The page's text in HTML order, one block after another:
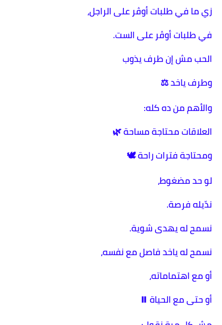
زي ما في طلبات أوڤر على الراجل،
في طلبات أوڤر على الست.
الحب مش إن طرف يذوب
وطرف ياخد ⚖️
والأهم من ده كله:
العلاقات محتاجة مساحة 🌿
ومحتاجة فترات راحة 🕊️
لو حد مضغوط،
ندّيله فرصة.
نسمح له يهدى شوية.
نسمح له ياخد فاصل مع نفسه،
أو مع اهتماماته،
أو حتى مع الحياة ⏸️